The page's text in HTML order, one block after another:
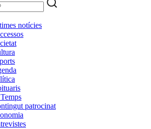
notícies
patrocinat